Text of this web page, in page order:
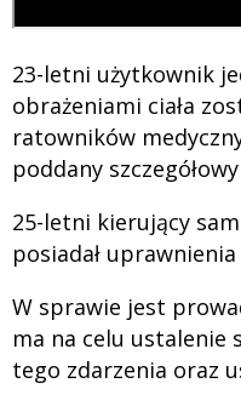
23-letni użytkownik
obrażeniami ciała
ratowników
poddany
25-letni kierujący
posiadał
W sprawie jest
ma na celu ustalenie
tego zdarzenia oraz